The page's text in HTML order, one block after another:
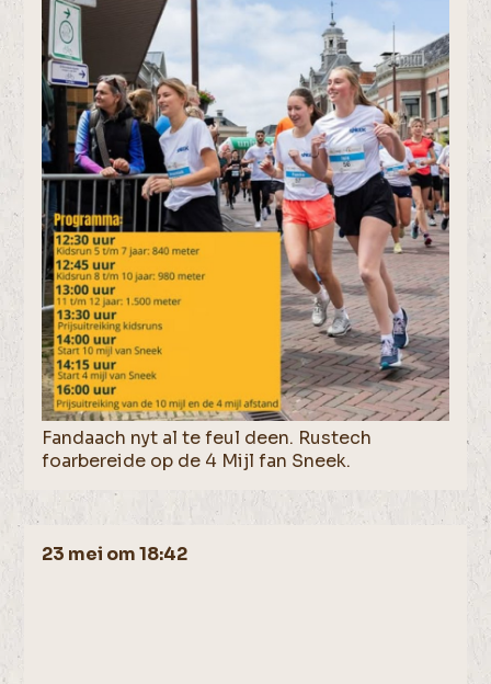
Fandaach nyt al te feul deen. Rustech
foarbereide op de 4 Mijl fan Sneek.
23 mei om 18:42